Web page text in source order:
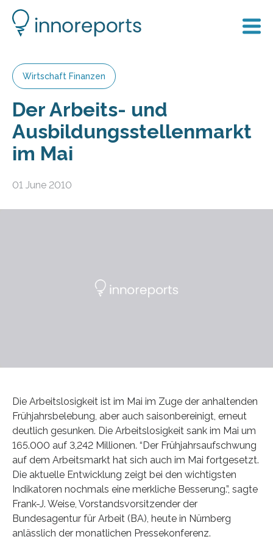
Wirtschaft Finanzen
Der Arbeits- und
Ausbildungsstellenmarkt
im Mai
01 June 2010
Die Arbeitslosigkeit ist im Mai im Zuge der anhaltenden
Frühjahrsbelebung, aber auch saisonbereinigt, erneut
deutlich gesunken. Die Arbeitslosigkeit sank im Mai um
165.000 auf 3,242 Millionen. “Der Frühjahrsaufschwung
auf dem Arbeitsmarkt hat sich auch im Mai fortgesetzt.
Die aktuelle Entwicklung zeigt bei den wichtigsten
Indikatoren nochmals eine merkliche Besserung.”, sagte
Frank-J. Weise, Vorstandsvorsitzender der
Bundesagentur für Arbeit (BA), heute in Nürnberg
anlässlich der monatlichen Pressekonferenz.